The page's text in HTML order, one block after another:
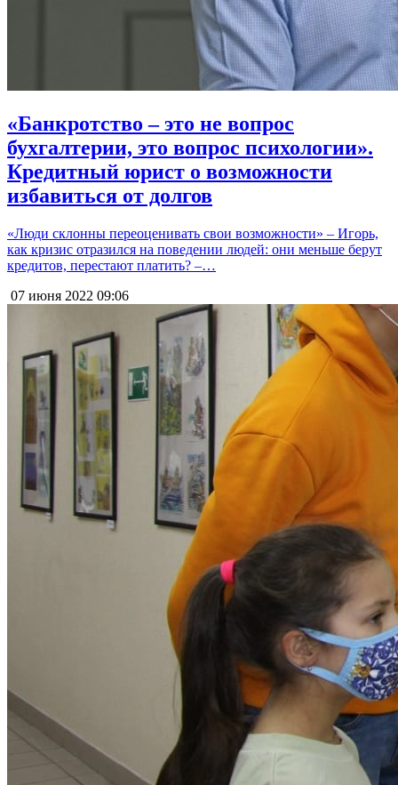
«Банкротство – это не вопрос
бухгалтерии, это вопрос психологии».
Кредитный юрист о возможности
избавиться от долгов
«Люди склонны переоценивать свои возможности» – Игорь,
как кризис отразился на поведении людей: они меньше берут
кредитов, перестают платить? –…
07 июня 2022 09:06